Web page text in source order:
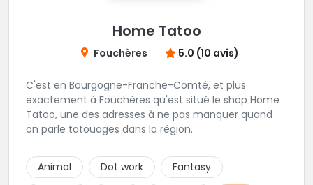
Home Tatoo
Fouchères 5.0 (10 avis)
C'est en Bourgogne-Franche-Comté, et plus
exactement à Fouchères qu'est situé le shop Home
Tatoo, une des adresses à ne pas manquer quand
on parle tatouages dans la région.
Animal Dot work
Fantasy